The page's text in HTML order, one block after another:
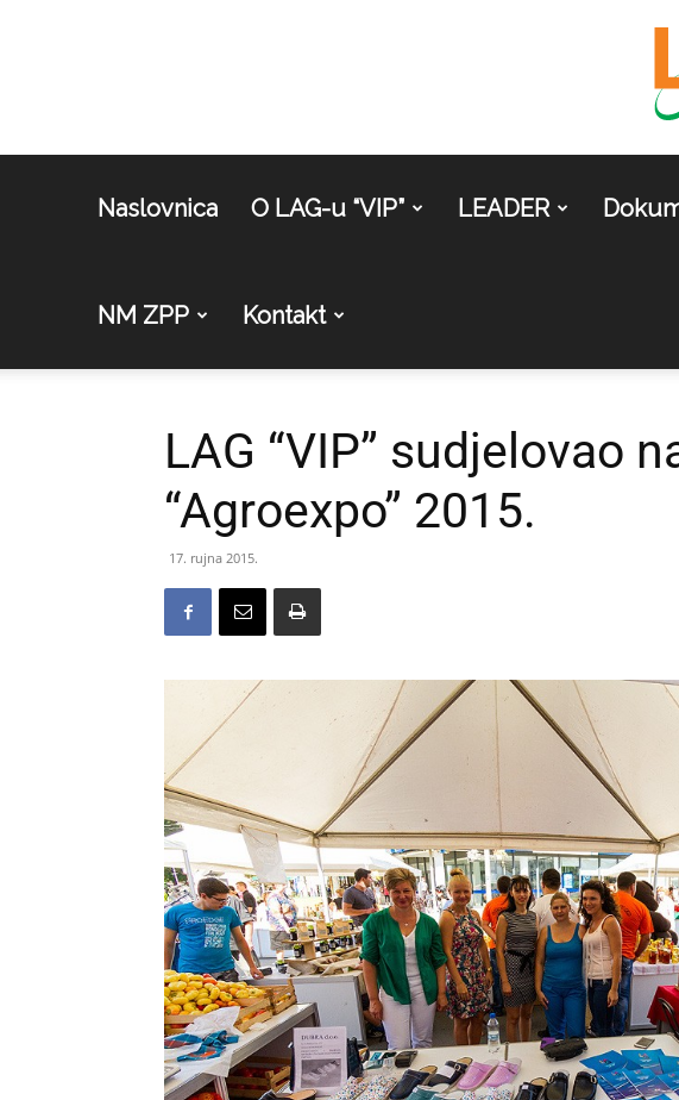
Naslovnica O LAG-u “VIP” LEADER
NM ZPP Kontakt
LAG “VIP” sudjelovao
“Agroexpo” 2015.
17. rujna 2015.